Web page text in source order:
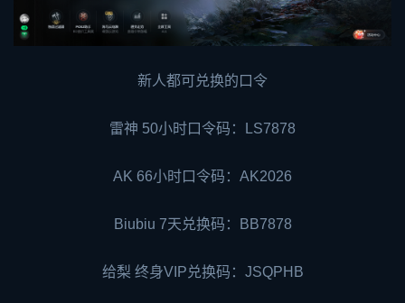
新人都可兑换的口令
雷神 50小时口令码：LS7878
AK 66小时口令码：AK2026
Biubiu 7天兑换码：BB7878
给梨 终身VIP兑换码：JSQPHB